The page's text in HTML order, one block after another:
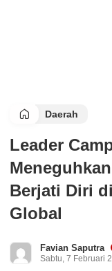
Daerah
Leader
Berjati Diri
Global
Favian Saputra
Sabtu, 7 Februari